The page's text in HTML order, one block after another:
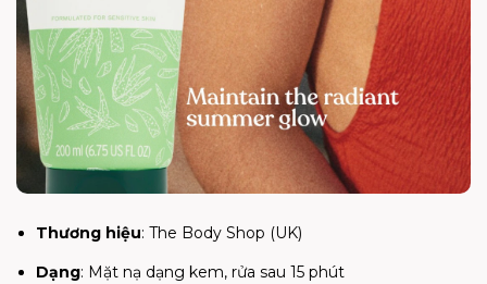
Thương hiệu: The Body Shop (UK)
Dạng: Mặt nạ dạng kem, rửa sau 15 phút